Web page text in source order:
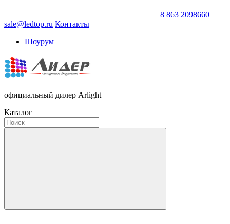
8 863 2098660
sale@ledtop.ru Контакты
Шоурум
официальный дилер Arlight
Каталог